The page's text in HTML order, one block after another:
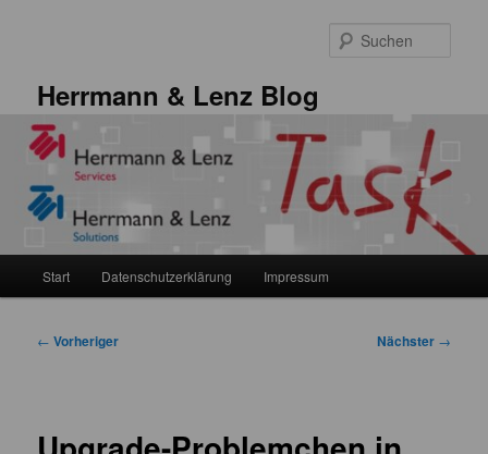
Herrmann & Lenz Blog
Start Datenschutzerklärung Impressum
Beitragsnavigation
← Vorheriger Nächster →